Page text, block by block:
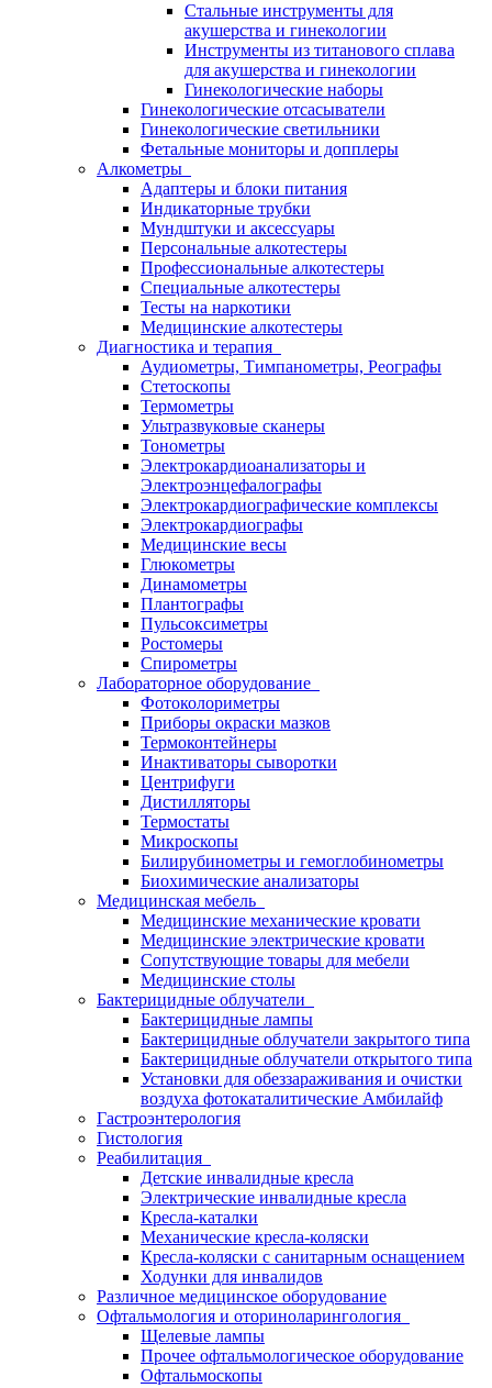
Стальные инструменты для
акушерства и гинекологии
Инструменты из титанового сплава
для акушерства и гинекологии
Гинекологические наборы
Гинекологические отсасыватели
Гинекологические светильники
Фетальные мониторы и допплеры
Алкометры
Адаптеры и блоки питания
Индикаторные трубки
Мундштуки и аксессуары
Персональные алкотестеры
Профессиональные алкотестеры
Специальные алкотестеры
Тесты на наркотики
Медицинские алкотестеры
Диагностика и терапия
Аудиометры, Тимпанометры, Реографы
Стетоскопы
Термометры
Ультразвуковые сканеры
Тонометры
Электрокардиоанализаторы и
Электроэнцефалографы
Электрокардиографические комплексы
Электрокардиографы
Медицинские весы
Глюкометры
Динамометры
Плантографы
Пульсоксиметры
Ростомеры
Спирометры
Лабораторное оборудование
Фотоколориметры
Приборы окраски мазков
Термоконтейнеры
Инактиваторы сыворотки
Центрифуги
Дистилляторы
Термостаты
Микроскопы
Билирубинометры и гемоглобинометры
Биохимические анализаторы
Медицинская мебель
Медицинские механические кровати
Медицинские электрические кровати
Сопутствующие товары для мебели
Медицинские столы
Бактерицидные облучатели
Бактерицидные лампы
Бактерицидные облучатели закрытого типа
Бактерицидные облучатели открытого типа
Установки для обеззараживания и очистки
воздуха фотокаталитические Амбилайф
Гастроэнтерология
Гистология
Реабилитация
Детские инвалидные кресла
Электрические инвалидные кресла
Кресла-каталки
Механические кресла-коляски
Кресла-коляски с санитарным оснащением
Ходунки для инвалидов
Различное медицинское оборудование
Офтальмология и оториноларингология
Щелевые лампы
Прочее офтальмологическое оборудование
Офтальмоскопы